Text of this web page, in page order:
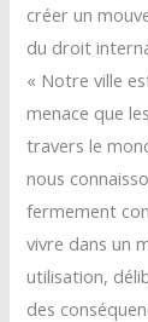
créer un
du droit
« Notre ville
menace que
travers le
nous
fermement
vivre dans un
utilisation,
des